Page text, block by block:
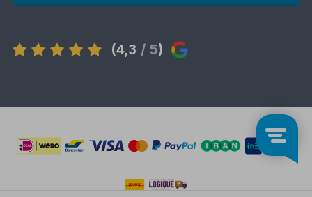
(4,3 / 5)